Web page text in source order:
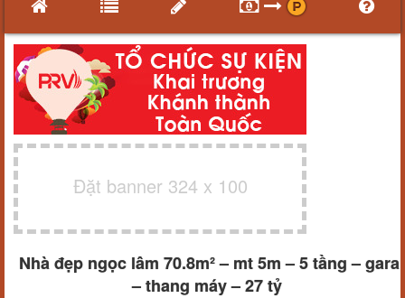
Đặt banner 324 x 100
Nhà đẹp ngọc lâm 70.8m² – mt 5m – 5 tầng – gara
– thang máy – 27 tỷ